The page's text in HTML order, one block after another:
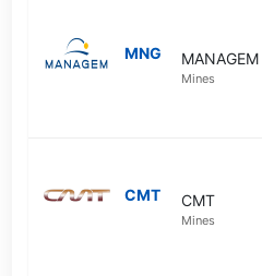
MNG MANAGEM
Mines
CMT CMT
Mines